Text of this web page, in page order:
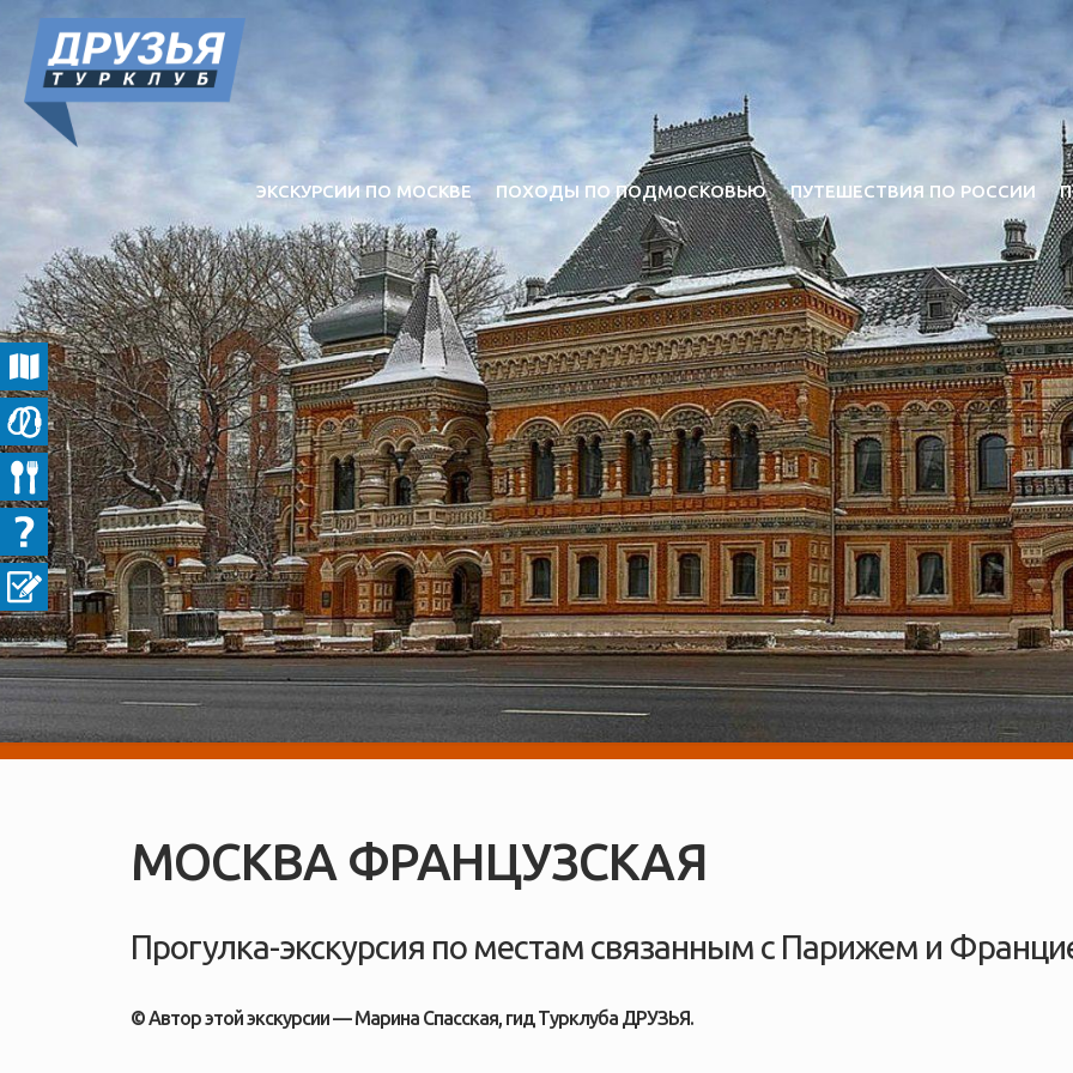
ЭКСКУРСИИ ПО МОСКВЕ ПОХОДЫ ПО ПОДМОСКОВЬЮ ПУТЕШЕСТВИЯ ПО РОССИИ
МОСКВА ФРАНЦУЗСКАЯ
Прогулка-экскурсия по местам связанным с Парижем и
© Автор этой экскурсии — Марина Спасская, гид Турклуба ДРУЗЬЯ.